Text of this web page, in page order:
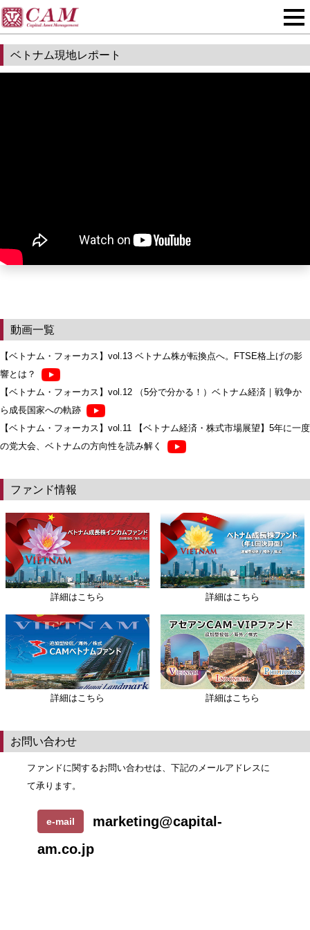
ベトナム現地レポート
動画一覧
【ベトナム・フォーカス】vol.13 ベトナム株が転換点へ。FTSE格上げの影
響とは？
【ベトナム・フォーカス】vol.12 （5分で分かる！）ベトナム経済｜戦争か
ら成長国家への軌跡
【ベトナム・フォーカス】vol.11 【ベトナム経済・株式市場展望】5年に一度
の党大会、ベトナムの方向性を読み解く
間が始まる！！
【ベトナム・フォーカス】vol.9 ベトナム成長株インカムファンド＆ベトナム
成長株ファンド（年1回決算型）運用報告会
【ベトナム・フォーカス】vol.8 ベトナム株式市場の誕生からFTSE格上げま
でを分かりやすく解説！
【ベトナム・フォーカス】vol.7 ベトナム最新動向 202510
【ベトナム・フォーカス】vol.6 Life of Vietnam ～躍進するベトナム！Z世代
【ベトナム・フォーカス】vol.5 Life of Vietnam ～バイク編～
【ベトナム・フォーカス】vol.4 Life of Vietnam ～ホーチミン超巨大都市誕
生～
【ベトナム・フォーカス】vol.3 Life of Vietnam ～雨季のホーチミン市～
【ベトナム・フォーカス】vol.1 ベトナム最新動向：米国による相互関税導入
を受けて
【ベトナムトゥディ】No.15 ベトナムの自動車業界とビンファスト：未来へ
【ベトナムトゥディ】No.13 ベトナム・2025
【ベトナムトゥディ】No.12 ベトナムの港湾システムと海上輸送
ファンド情報
詳細はこちら 詳細はこちら
詳細はこちら 詳細はこちら
お問い合わせ
ファンドに関するお問い合わせは、下記のメールアドレスに
て承ります。
e-mail
marketing@capital-
am.co.jp